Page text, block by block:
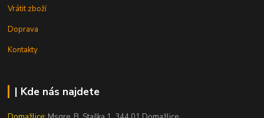
Vrátit zboží
Doprava
Kontakty
| Kde nás najdete